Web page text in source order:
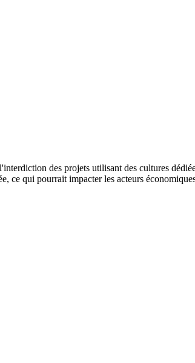
des projets utilisant des cultures
qui pourrait impacter les acteurs